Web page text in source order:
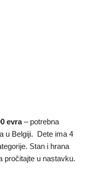
evra– potrebna
u Belgiji. Dete ima 4
Stan i hrana
pročitajte u nastavku.